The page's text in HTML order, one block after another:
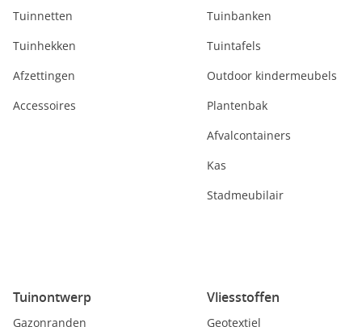
Tuinnetten
Tuinhekken
Afzettingen
Accessoires
Tuinbanken
Tuintafels
Outdoor kindermeubels
Plantenbak
Afvalcontainers
Kas
Stadmeubilair
Tuinontwerp
Gazonranden
Vliesstoffen
Geotextiel